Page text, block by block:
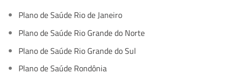
Plano de Saúde Rio de Janeiro
Plano de Saúde Rio Grande do Norte
Plano de Saúde Rio Grande do Sul
Plano de Saúde Rondônia